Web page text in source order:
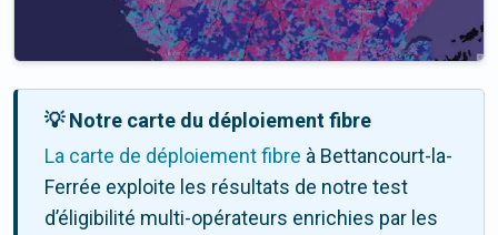
💡 Notre carte du déploiement fibre
La carte de déploiement fibre à Bettancourt-la-
Ferrée exploite les résultats de notre test
d’éligibilité multi-opérateurs enrichies par les